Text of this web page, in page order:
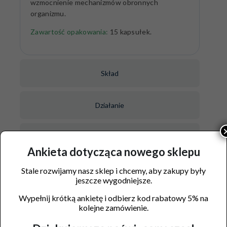
Skład
Działanie
Ważne informacje
wzmocnienie mechanizmów obronnych
organizmu.
Zawartość opakowania: 15 kapsułek.
Ankieta dotycząca nowego sklepu
Stale rozwijamy nasz sklep i chcemy, aby zakupy były
jeszcze wygodniejsze.
Wypełnij krótką ankietę i odbierz kod rabatowy 5% na
kolejne zamówienie.